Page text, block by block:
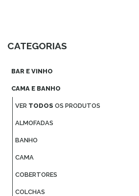
CATEGORIAS
BAR E VINHO
CAMA E BANHO
VER TODOS OS PRODUTOS
ALMOFADAS
BANHO
CAMA
COBERTORES
COLCHAS